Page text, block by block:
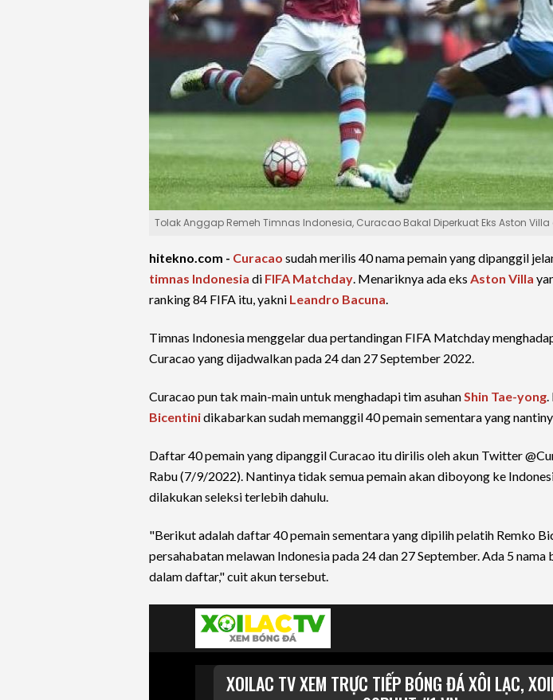
Tolak Anggap Remeh Timnas Indonesia, Curacao Bakal Diperkuat Eks Aston Villa
hitekno.com - Curacao sudah merilis 40 nama pemain yang dipanggil
timnas Indonesia di FIFA Matchday. Menariknya ada eks Aston Villa
ranking 84 FIFA itu, yakni Leandro Bacuna.
Timnas Indonesia menggelar dua pertandingan FIFA Matchday
Curacao yang dijadwalkan pada 24 dan 27 September 2022.
Curacao pun tak main-main untuk menghadapi tim asuhanShin Tae-yong.
Bicentinidikabarkan sudah memanggil 40 pemain sementara yang
Daftar 40 pemain yang dipanggil Curacao itu dirilis oleh akun Twitter
Rabu (7/9/2022). Nantinya tidak semua pemain akan diboyong ke
dilakukan seleksi terlebih dahulu.
"Berikut adalah daftar 40 pemain sementara yang dipilih pelatih Remko
persahabatan melawan Indonesia pada 24 dan 27 September. Ada 5 nama
dalam daftar," cuit akun tersebut.